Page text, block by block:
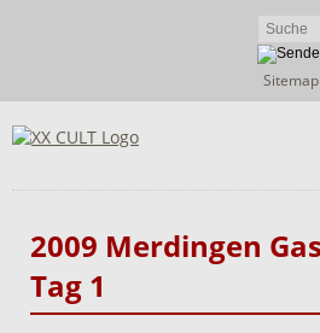
Navigation
Sitemap
2009 Merdingen
Tag 1